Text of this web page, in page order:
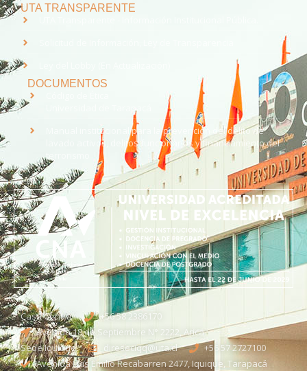
UTA TRANSPARENTE
DOCUMENTOS
Universidad de Tarapacá
Manual institucional para la prevención del delito de
lavado activos, delitos funcionarios y financiamiento del
terrorismo
Casa Central
+56 58 2386170
Avenida 18 de Septiembre N° 2222, Arica
Sede Iquique
direseciqq@uta.cl
+56 57 2727100​
Avenida Luis Emilio Recabarren 2477, Iquique, Tarapacá